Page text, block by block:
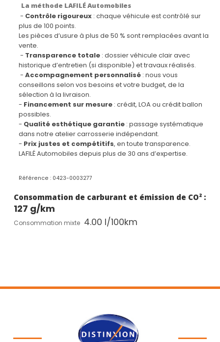
(déconnectable côté passager)
Airbags latéraux avant
Airbags rideaux de tête pour places avant et latérales
arrière
Apple CarPlay / Google Android Auto
Appuis-tête avant et latéraux arrière réglables en
hauteur
Banquette arrière rabattable 40/20/40
BMW Live Cockpit Navigation Plus
Capteurs d'impacts
Carte SIM 4G LTE pour les Services ConnectedDrive
Ceintures de sécurité 3 points à toutes les places
Ciel de pavillon M Anthracite
Clés radiocommandées à mémorisation
automatique des réglages "Personal Profile"
Clignotants LED intégrés aux feux de jour
Console centrale avec 2 portes gobelet
Contrôle Dynamique de la Stabilité DSC+ avec
fonctionnalités étendues
Démarrage sans clé
Eléments extérieurs et intérieurs M Sport
Fonction cargo : réglage de l'inclinaison de la
banquette arrière à 12° (Jusqu'à 100 litres de
chargement additionnel)
La méthode LAFILÉ Automobiles
- Contrôle rigoureux : chaque véhicule est contrôlé sur
plus de 100 points.
Les pièces d’usure à plus de 50 % sont remplacées avant la
vente.
- Transparence totale : dossier véhicule clair avec
historique d’entretien (si disponible) et travaux réalisés.
- Accompagnement personnalisé : nous vous
conseillons selon vos besoins et votre budget, de la
sélection à la livraison.
- Financement sur mesure : crédit, LOA ou crédit ballon
possibles.
- Qualité esthétique garantie : passage systématique
dans notre atelier carrosserie indépendant.
- Prix justes et compétitifs, en toute transparence.
LAFILÉ Automobiles depuis plus de 30 ans d’expertise.
Référence : 0423-0003277
Consommation de carburant et émission de CO² :
127 g/km
Consommation mixte 4.00 l/100km